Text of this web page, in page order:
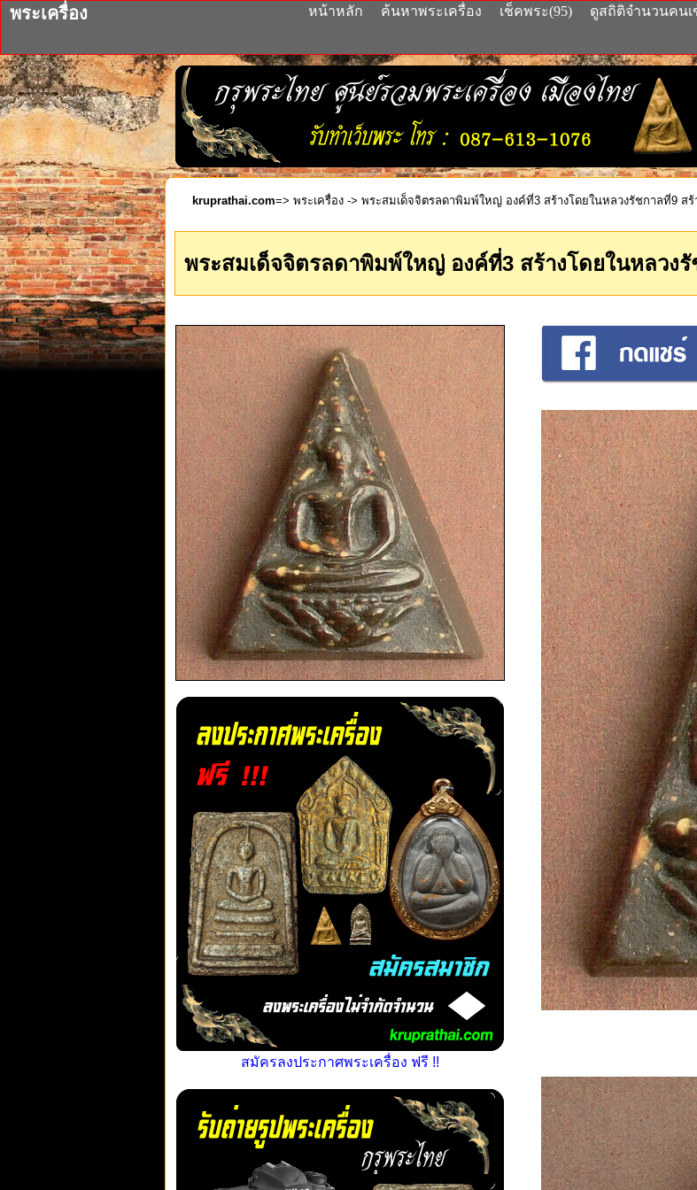
พระเครื่อง หน้าหลัก ค้นหาพระเครื่อง เช็คพระ(95) ดูสถิติจำนวนคนเ
kruprathai.com=> พระเครื่อง -> พระสมเด็จจิตรลดาพิมพ์ใหญ่ องค์ที่3 สร้างโดยในหลวงรัชกาลที่9 สร้
พระสมเด็จจิตรลดาพิมพ์ใหญ่ องค์ที่3 สร้างโดยในหลวง
สมัครลงประกาศพระเครื่อง ฟรี !!